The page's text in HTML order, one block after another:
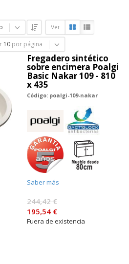
Ver
10 por página
Fregadero sintético
sobre encimera Poalgi
Basic Nakar 109 - 810
x 435
Código: poalgi-109-nakar
Saber más
244,42 €
195,54 €
Fuera de existencia